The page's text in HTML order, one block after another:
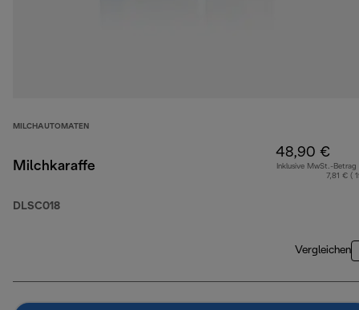
MILCHAUTOMATEN
Milchkaraffe
DLSC018
48,90 €
Inklusive MwSt.-Betrag
7,81 € (
Vergleichen